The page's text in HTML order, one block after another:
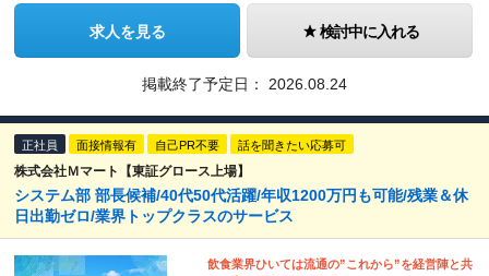
求人を見る 検討中に入れる
掲載終了予定日： 2026.08.24
正社員 面接情報有 自己PR不要 話を聞きたい応募可
株式会社Ｍマート【東証グロース上場】
システム部 部長候補/40代50代活躍/年収1200万円も可能/残業＆休
日出勤ゼロ/業界トップクラスのサービス
飲食業界ひいては流通の”これから”を経営陣と共